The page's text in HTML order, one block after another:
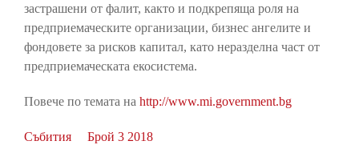
застрашени от фалит, както и подкрепяща роля на
предприемаческите организации, бизнес ангелите и
фондовете за рисков капитал, като неразделна част от
предприемаческата екосистема.
Повече по темата на http://www.mi.government.bg
Събития Брой 3 2018